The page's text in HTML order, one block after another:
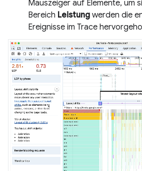
Mauszeiger auf Elemente, um
Bereich Leistung werden die
Ereignisse im Trace